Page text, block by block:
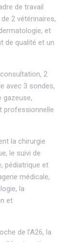
de travail
2 vétérinaires,
et
de qualité et un
2
avec 3 sondes,
gazeuse,
professionnelle
la chirurgie
le suivi de
pédiatrique et
médicale,
la
et
de l’A26, la